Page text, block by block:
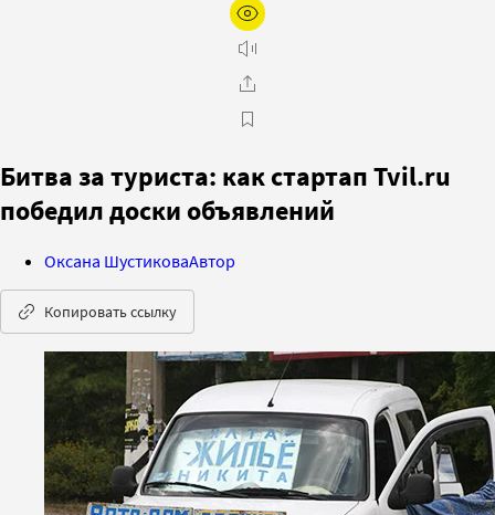
Битва за туриста: как стартап Tvil.ru
победил доски объявлений
Оксана ШустиковаАвтор
Копировать ссылку